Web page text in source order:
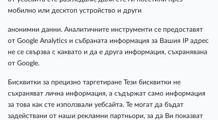
мобилно или десктоп устройство и други
анонимни данни. Аналитичните инструменти се предоставят
от Google Analytics и събраната информация за Вашия IP адрес
не се свързва с каквато и да е друга информация, съхранявана
от Google.
Бисквитки за прецизно таргетиране Тези бисквитки не
съхраняват лична информация, а съдържат само информация
за това как сте използвали уебсайта. Те могат да бъдат
задействани от наши рекламни партньори, за да Ви показват